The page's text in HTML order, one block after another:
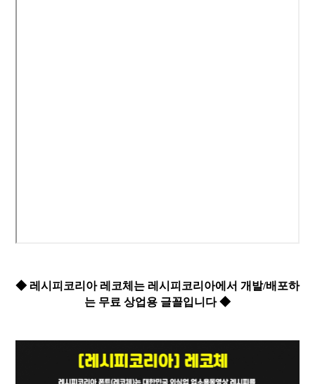
◆ 레시피코리아 레코체는 레시피코리아에서 개발/배포하
는 무료 상업용 글꼴입니다 ◆